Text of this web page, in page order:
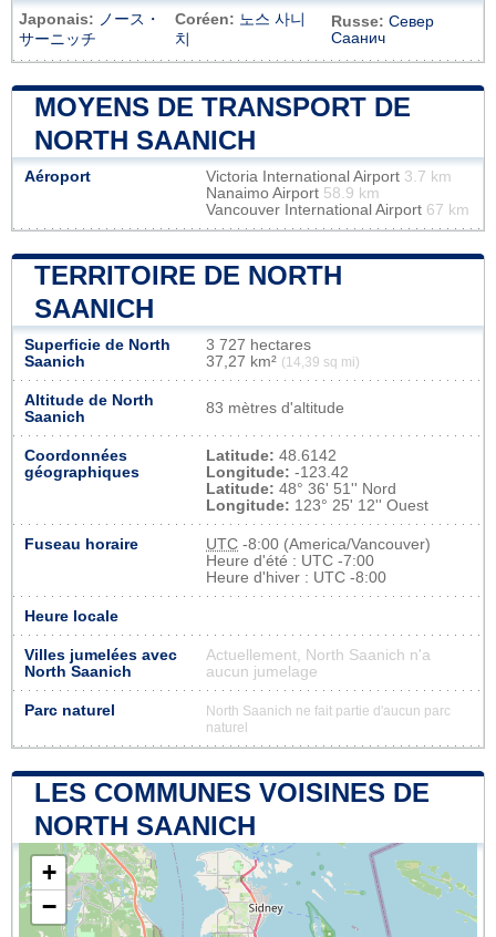
Japonais: ノース・
サーニッチ
Coréen: 노스 사니
치
Russe: Север
Саанич
MOYENS DE TRANSPORT DE
NORTH SAANICH
Aéroport Victoria International Airport 3.7 km
Nanaimo Airport 58.9 km
Vancouver International Airport 67 km
TERRITOIRE DE NORTH
SAANICH
Superficie de North
Saanich
3 727 hectares
37,27 km² (14,39 sq mi)
Altitude de North
Saanich
83 mètres d'altitude
Coordonnées
géographiques
Latitude: 48.6142
Longitude: -123.42
Latitude: 48° 36' 51'' Nord
Longitude: 123° 25' 12'' Ouest
Fuseau horaire UTC -8:00 (America/Vancouver)
Heure d'été : UTC -7:00
Heure d'hiver : UTC -8:00
Heure locale
Villes jumelées avec
North Saanich
Actuellement, North Saanich n'a
aucun jumelage
Parc naturel
North Saanich ne fait partie d'aucun parc
naturel
LES COMMUNES VOISINES DE
NORTH SAANICH
+
−